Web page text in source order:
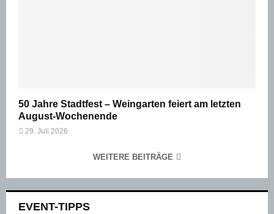
50 Jahre Stadtfest – Weingarten feiert am letzten
August-Wochenende
29. Juli 2026
WEITERE BEITRÄGE
EVENT-TIPPS